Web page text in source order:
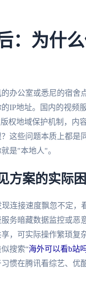
：为什
办公室或悉尼的宿
IP地址。国内的视频
权地域保护机制，内
这些问题本质上都是
是"本地人"。
方案的实际
连接速度飘忽不定
务暗藏数据监控或恶
，可实际操作繁琐复
搜索“海外可以看b站
惯在腾讯看综艺、